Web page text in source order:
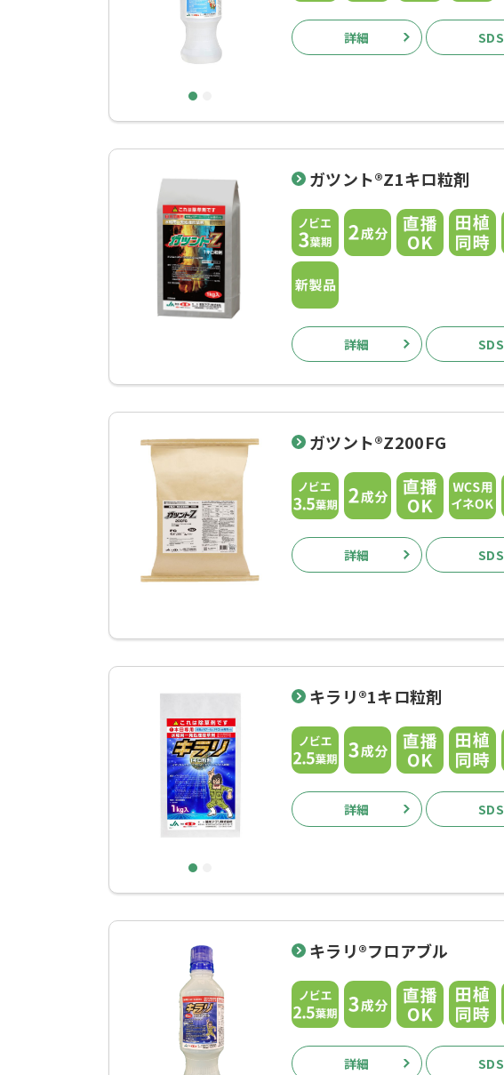
詳細 SDS
ガツント®Z1キロ粒剤
詳細 SDS
ガツント®Z200FG
詳細 SDS
キラリ®1キロ粒剤
詳細 SDS
キラリ®フロアブル
詳細 SDS